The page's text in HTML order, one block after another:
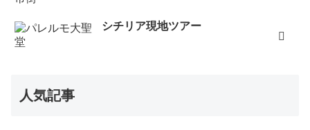
た！また次の機会にも予約をしていただきたいと思いま
りがとうございました。窓口の地図も頂いていたので、
シチリア現地ツアー
人気記事